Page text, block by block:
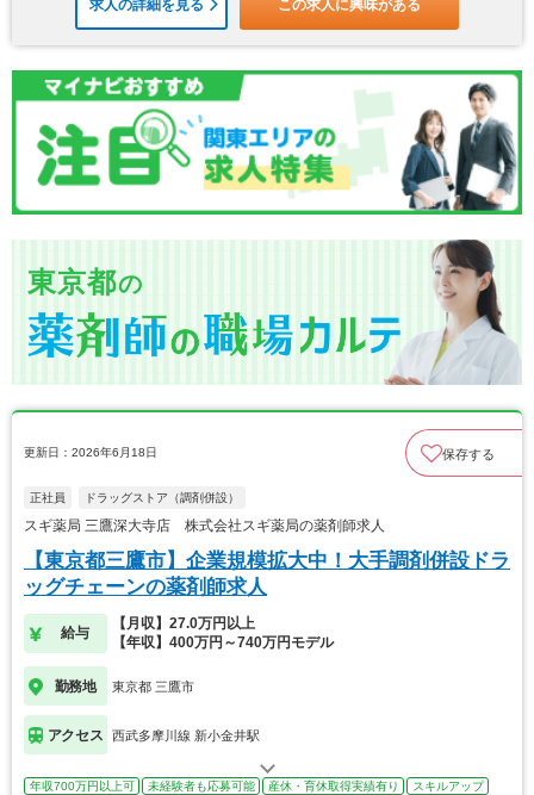
求人の詳細を見る この求人に興味がある
東京都の
更新日：2026年6月18日 保存する
正社員 ドラッグストア（調剤併設）
スギ薬局 三鷹深大寺店 株式会社スギ薬局の薬剤師求人
【東京都三鷹市】企業規模拡大中！大手調剤併設ドラ
ッグチェーンの薬剤師求人
給与
【月収】27.0万円以上
【年収】400万円～740万円モデル
勤務地 東京都 三鷹市
アクセス 西武多摩川線 新小金井駅
年収700万円以上可 未経験者も応募可能 産休・育休取得実績有り
スキルアップ